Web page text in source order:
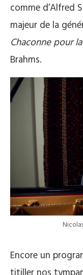
comme d’Alfred
majeur de la
Chaconne pour
Brahms.
Encore un